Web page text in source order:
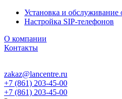
Установка и
Настройка SIP-телефонов
О компании
Контакты
zakaz@lancentre.ru
+7 (861) 203-45-00
+7 (861) 203-45-00